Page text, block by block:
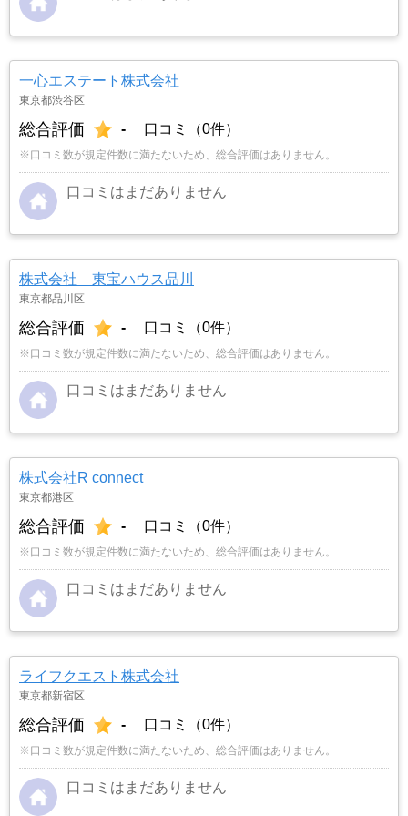
一心エステート株式会社
東京都渋谷区
総合評価 - 口コミ（0件）
※口コミ数が規定件数に満たないため、総合評価はありません。
口コミはまだありません
株式会社 東宝ハウス品川
東京都品川区
総合評価 - 口コミ（0件）
※口コミ数が規定件数に満たないため、総合評価はありません。
口コミはまだありません
株式会社R connect
東京都港区
総合評価 - 口コミ（0件）
※口コミ数が規定件数に満たないため、総合評価はありません。
口コミはまだありません
ライフクエスト株式会社
東京都新宿区
総合評価 - 口コミ（0件）
※口コミ数が規定件数に満たないため、総合評価はありません。
口コミはまだありません